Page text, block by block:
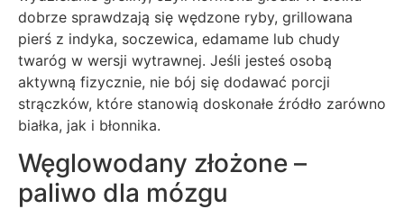
dobrze sprawdzają się wędzone ryby, grillowana
pierś z indyka, soczewica, edamame lub chudy
twaróg w wersji wytrawnej. Jeśli jesteś osobą
aktywną fizycznie, nie bój się dodawać porcji
strączków, które stanowią doskonałe źródło zarówno
białka, jak i błonnika.
Węglowodany złożone –
paliwo dla mózgu